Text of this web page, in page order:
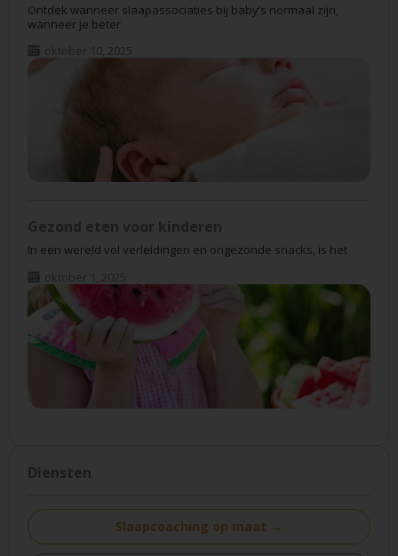
Ontdek wanneer slaapassociaties bij baby’s normaal zijn,
wanneer je beter
oktober 10, 2025
Gezond eten voor kinderen
In een wereld vol verleidingen en ongezonde snacks, is het
oktober 1, 2025
Diensten
Slaapcoaching op maat →